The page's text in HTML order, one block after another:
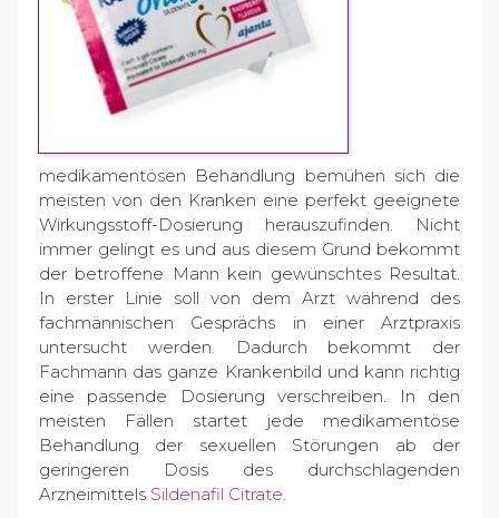
medikamentösen Behandlung bemühen sich die
meisten von den Kranken eine perfekt geeignete
Wirkungsstoff-Dosierung herauszufinden. Nicht
immer gelingt es und aus diesem Grund bekommt
der betroffene Mann kein gewünschtes Resultat.
In erster Linie soll von dem Arzt während des
fachmännischen Gesprächs in einer Arztpraxis
untersucht werden. Dadurch bekommt der
Fachmann das ganze Krankenbild und kann richtig
eine passende Dosierung verschreiben. In den
meisten Fällen startet jede medikamentöse
Behandlung der sexuellen Störungen ab der
geringeren Dosis des durchschlagenden
Arzneimittels Sildenafil Citrate.